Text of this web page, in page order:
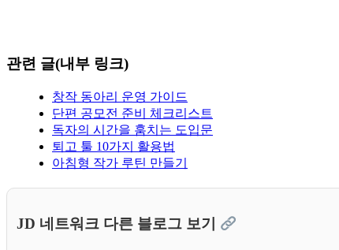
관련 글(내부 링크)
창작 동아리 운영 가이드
단편 공모전 준비 체크리스트
독자의 시간을 훔치는 도입문
퇴고 툴 10가지 활용법
아침형 작가 루틴 만들기
JD 네트워크 다른 블로그 보기